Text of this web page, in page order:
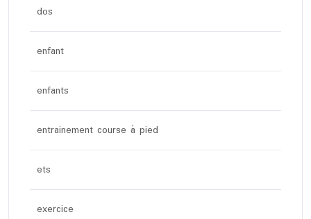
dos
enfant
enfants
entrainement course à pied
ets
exercice